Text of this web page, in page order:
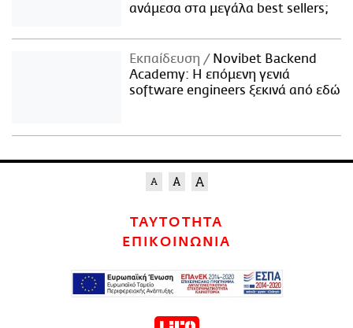
ανάμεσα στα μεγάλα best sellers;
Εκπαίδευση
Novibet Backend
Academy: Η επόμενη γενιά
software engineers ξεκινά από εδώ
ΤΑΥΤΟΤΗΤΑ
ΕΠΙΚΟΙΝΩΝΙΑ